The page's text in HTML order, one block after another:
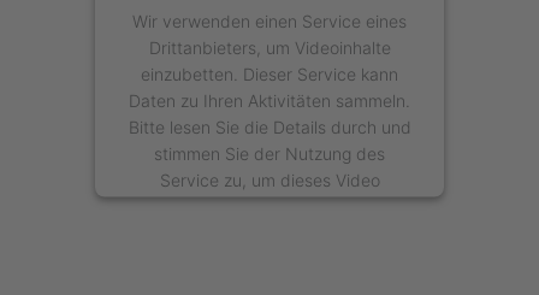
Wir verwenden einen Service eines
Drittanbieters, um Videoinhalte
einzubetten. Dieser Service kann
Daten zu Ihren Aktivitäten sammeln.
Bitte lesen Sie die Details durch und
stimmen Sie der Nutzung des
Service zu, um dieses Video
anzusehen.